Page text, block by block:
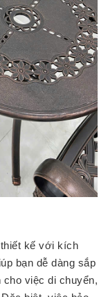
kế với kích
bạn dễ dàng sắp
cho việc di chuyển,